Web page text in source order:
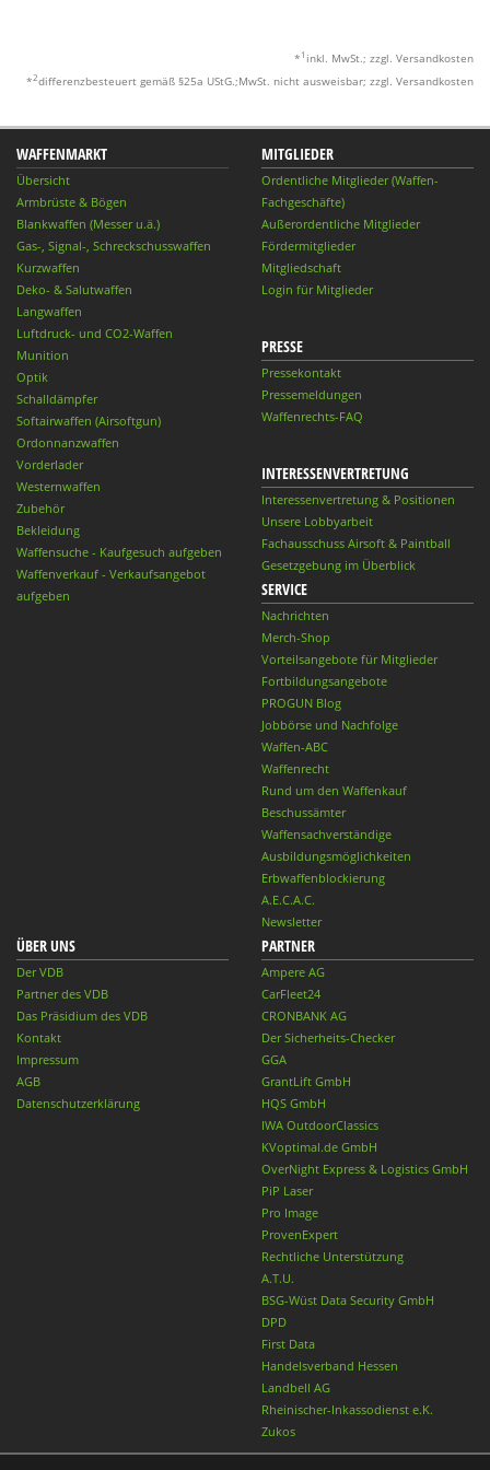
* 1 inkl. MwSt.; zzgl. Versandkosten
*2differenzbesteuert gemäß §25a UStG.;MwSt. nicht ausweisbar; zzgl. Versandkosten
WAFFENMARKT
Übersicht
Armbrüste & Bögen
Blankwaffen (Messer u.ä.)
Gas-, Signal-, Schreckschusswaffen
Kurzwaffen
Deko- & Salutwaffen
Langwaffen
Luftdruck- und CO2-Waffen
Munition
Optik
Schalldämpfer
Softairwaffen (Airsoftgun)
Ordonnanzwaffen
Vorderlader
Westernwaffen
Zubehör
Bekleidung
Waffensuche - Kaufgesuch aufgeben
Waffenverkauf - Verkaufsangebot
aufgeben
MITGLIEDER
Ordentliche Mitglieder (Waffen-
Fachgeschäfte)
Außerordentliche Mitglieder
Fördermitglieder
Mitgliedschaft
Login für Mitglieder
PRESSE
Pressekontakt
Pressemeldungen
Waffenrechts-FAQ
INTERESSENVERTRETUNG
Interessenvertretung & Positionen
Unsere Lobbyarbeit
Fachausschuss Airsoft & Paintball
Gesetzgebung im Überblick
SERVICE
Nachrichten
Merch-Shop
Vorteilsangebote für Mitglieder
Fortbildungsangebote
PROGUN Blog
Jobbörse und Nachfolge
Waffen-ABC
Waffenrecht
Rund um den Waffenkauf
Beschussämter
Waffensachverständige
Ausbildungsmöglichkeiten
Erbwaffenblockierung
A.E.C.A.C.
Newsletter
ÜBER UNS
Der VDB
Partner des VDB
Das Präsidium des VDB
Kontakt
Impressum
AGB
Datenschutzerklärung
PARTNER
Ampere AG
CarFleet24
CRONBANK AG
Der Sicherheits-Checker
GGA
GrantLift GmbH
HQS GmbH
IWA OutdoorClassics
KVoptimal.de GmbH
OverNight Express & Logistics GmbH
PiP Laser
Pro Image
ProvenExpert
Rechtliche Unterstützung
A.T.U.
BSG-Wüst Data Security GmbH
DPD
First Data
Handelsverband Hessen
Landbell AG
Rheinischer-Inkassodienst e.K.
Zukos